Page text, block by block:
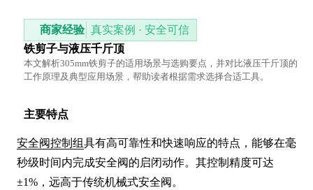
商家经验 真实案例 · 安全可信
铁剪子与液压千斤顶
本文解析305mm铁剪子的适用场景与选购要点，并对比液压千斤顶的
工作原理及典型应用场景，帮助读者根据需求选择合适工具。
主要特点
安全阀控制组具有高可靠性和快速响应的特点，能够在毫
秒级时间内完成安全阀的启闭动作。其控制精度可达
±1%，远高于传统机械式安全阀。